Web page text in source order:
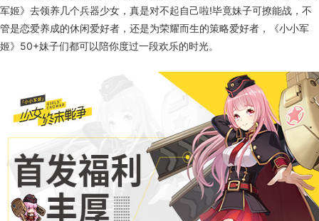
军姬》去领养几个兵器少女，真是对不起自己啦!毕竟妹子可撩能战，不
管是恋爱养成的休闲爱好者，还是为荣耀而生的策略爱好者，《小小军
姬》50+妹子们都可以陪你度过一段欢乐的时光。